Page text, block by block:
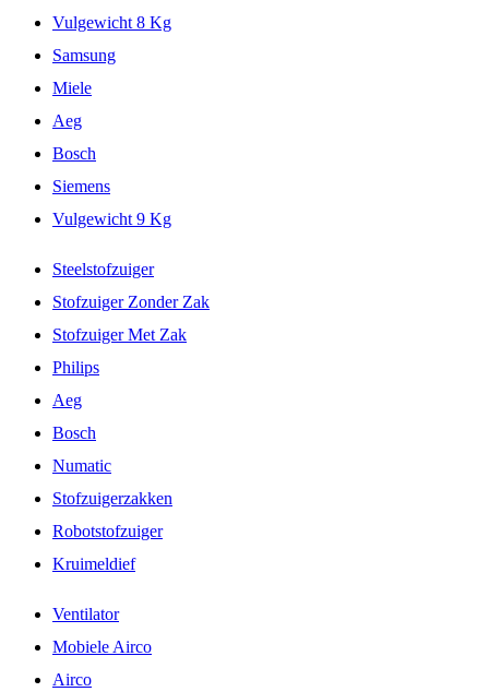
Vulgewicht 8 Kg
Samsung
Miele
Aeg
Bosch
Siemens
Vulgewicht 9 Kg
Steelstofzuiger
Stofzuiger Zonder Zak
Stofzuiger Met Zak
Philips
Aeg
Bosch
Numatic
Stofzuigerzakken
Robotstofzuiger
Kruimeldief
Ventilator
Mobiele Airco
Airco